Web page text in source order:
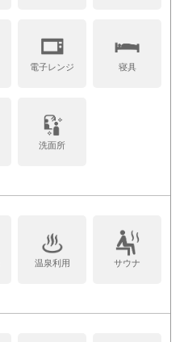
電子レンジ 寝具
洗面所
温泉利用 サウナ